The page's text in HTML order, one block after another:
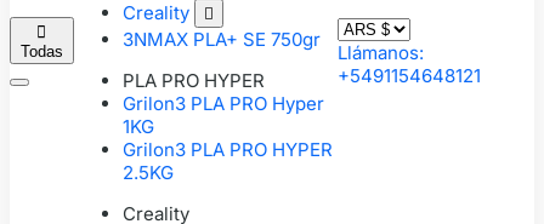

Todas
Creality

3NMAX PLA+ SE 750gr
PLA PRO HYPER
Grilon3 PLA PRO Hyper
1KG
Grilon3 PLA PRO HYPER
2.5KG
Creality
Llámanos:
+5491154648121